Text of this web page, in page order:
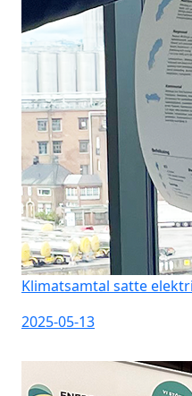
Klimatsamtal satte
2025-05-13